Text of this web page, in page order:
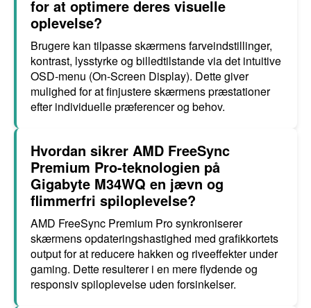
for at optimere deres visuelle
oplevelse?
Brugere kan tilpasse skærmens farveindstillinger,
kontrast, lysstyrke og billedtilstande via det intuitive
OSD-menu (On-Screen Display). Dette giver
mulighed for at finjustere skærmens præstationer
efter individuelle præferencer og behov.
Hvordan sikrer AMD FreeSync
Premium Pro-teknologien på
Gigabyte M34WQ en jævn og
flimmerfri spiloplevelse?
AMD FreeSync Premium Pro synkroniserer
skærmens opdateringshastighed med grafikkortets
output for at reducere hakken og riveeffekter under
gaming. Dette resulterer i en mere flydende og
responsiv spiloplevelse uden forsinkelser.